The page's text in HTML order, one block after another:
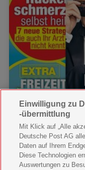
Einwilligung zu
-übermittlung
Mit Klick auf „Alle
Deutsche Post AG
Daten auf Ihrem
Diese Technologien
Auswertungen zu